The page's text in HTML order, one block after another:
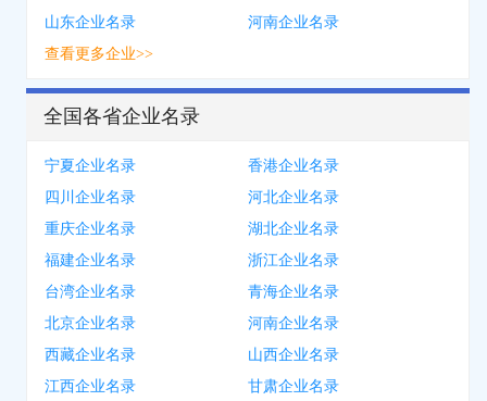
山东企业名录
河南企业名录
查看更多企业>>
全国各省企业名录
宁夏企业名录
香港企业名录
四川企业名录
河北企业名录
重庆企业名录
湖北企业名录
福建企业名录
浙江企业名录
台湾企业名录
青海企业名录
北京企业名录
河南企业名录
西藏企业名录
山西企业名录
江西企业名录
甘肃企业名录